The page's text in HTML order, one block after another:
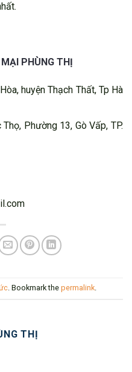
PHÙNG THỊ
huyện Thạch Thất, Tp Hà
Phường 13, Gò Vấp, TP.
. Bookmark the permalink.
THỊ